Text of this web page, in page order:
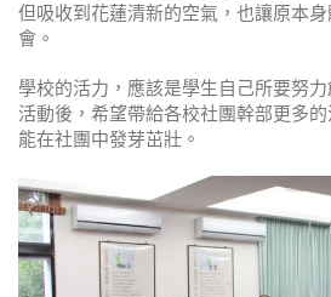
但吸收到花蓮清新的空氣，也讓原本
會。
學校的活力，應該是學生自己所要努
活動後，希望帶給各校社團幹部更多
能在社團中發芽茁壯。